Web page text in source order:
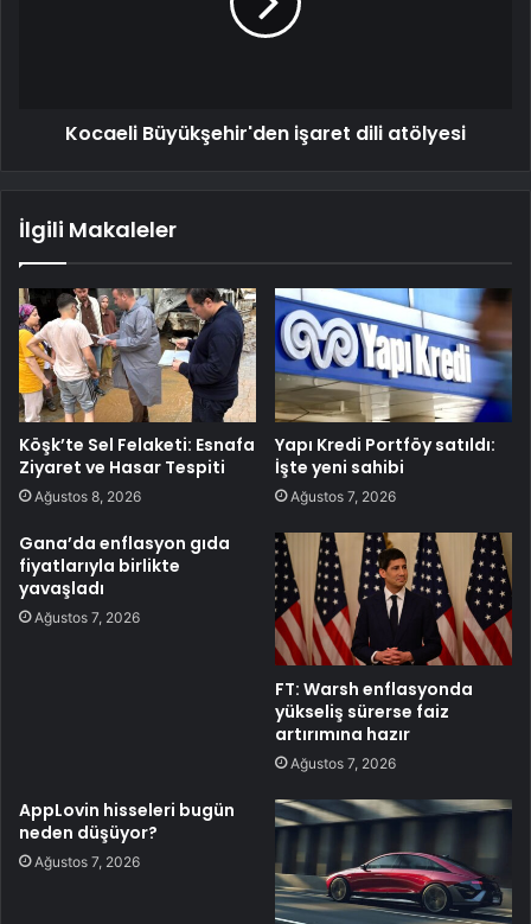
Kocaeli Büyükşehir'den işaret dili atölyesi
İlgili Makaleler
Köşk’te Sel Felaketi: Esnafa
Ziyaret ve Hasar Tespiti
Ağustos 8, 2026
Yapı Kredi Portföy satıldı:
İşte yeni sahibi
Ağustos 7, 2026
Gana’da enflasyon gıda
fiyatlarıyla birlikte
yavaşladı
Ağustos 7, 2026
FT: Warsh enflasyonda
yükseliş sürerse faiz
artırımına hazır
Ağustos 7, 2026
AppLovin hisseleri bugün
neden düşüyor?
Ağustos 7, 2026